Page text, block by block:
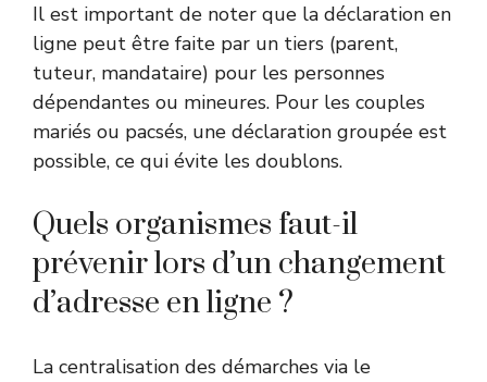
Il est important de noter que la déclaration en
ligne peut être faite par un tiers (parent,
tuteur, mandataire) pour les personnes
dépendantes ou mineures. Pour les couples
mariés ou pacsés, une déclaration groupée est
possible, ce qui évite les doublons.
Quels organismes faut-il
prévenir lors d’un changement
d’adresse en ligne ?
La centralisation des démarches via le